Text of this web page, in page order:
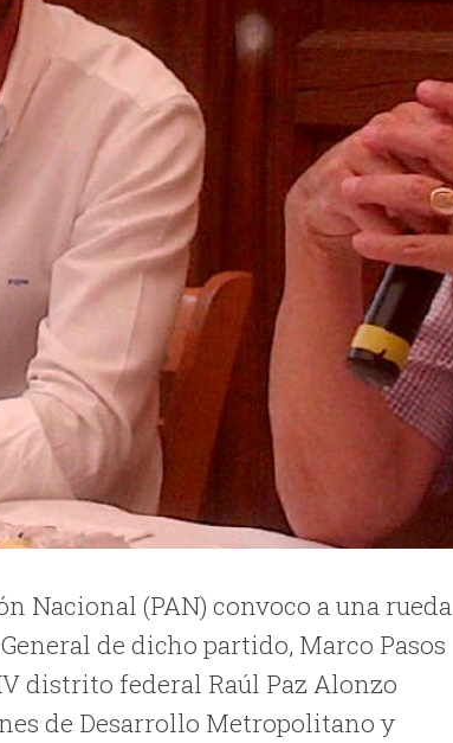
Nacional (PAN) convoco a una rueda
de dicho partido, Marco Pasos
distrito federal Raúl Paz Alonzo
de Desarrollo Metropolitano y